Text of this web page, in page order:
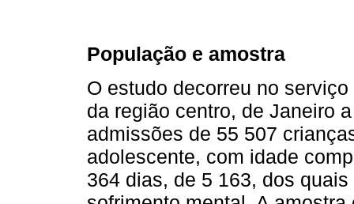
População e amostra
O estudo decorreu no
da região centro, de Janeiro
admissões de 55 507
adolescente, com idade
364 dias, de 5 163, dos